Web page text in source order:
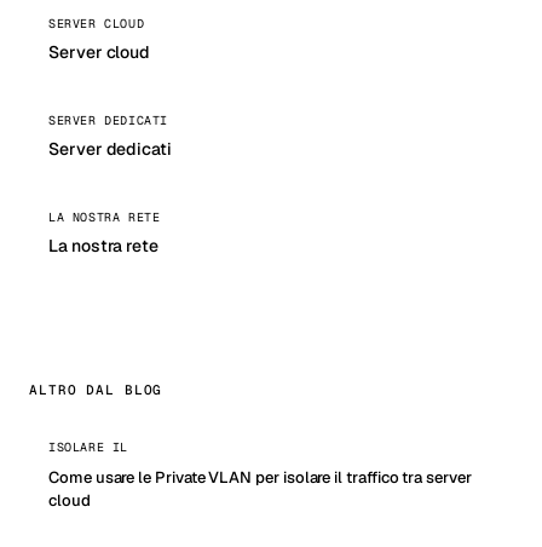
SERVER CLOUD
Server cloud
SERVER DEDICATI
Server dedicati
LA NOSTRA RETE
La nostra rete
ALTRO DAL BLOG
ISOLARE IL
Come usare le Private VLAN per isolare il traffico tra server
cloud